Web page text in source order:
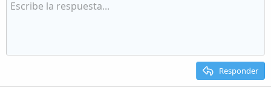
Responder